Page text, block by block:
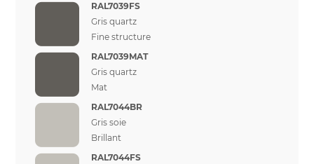
RAL7039FS
Gris quartz
Fine structure
RAL7039MAT
Gris quartz
Mat
RAL7044BR
Gris soie
Brillant
RAL7044FS